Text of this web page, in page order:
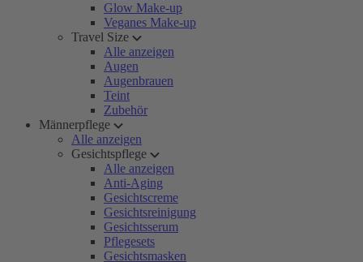
Glow Make-up
Veganes Make-up
Travel Size
Alle anzeigen
Augen
Augenbrauen
Teint
Zubehör
Männerpflege
Alle anzeigen
Gesichtspflege
Alle anzeigen
Anti-Aging
Gesichtscreme
Gesichtsreinigung
Gesichtsserum
Pflegesets
Gesichtsmasken